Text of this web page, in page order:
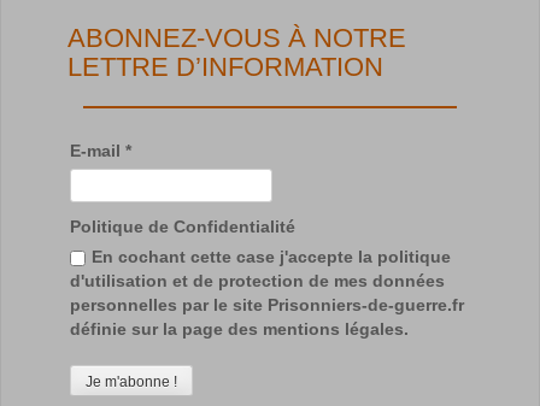
ABONNEZ-VOUS À NOTRE
LETTRE D’INFORMATION
E-mail *
Politique de Confidentialité
En cochant cette case j'accepte la politique
d'utilisation et de protection de mes données
personnelles par le site Prisonniers-de-guerre.fr
définie sur la page des mentions légales.